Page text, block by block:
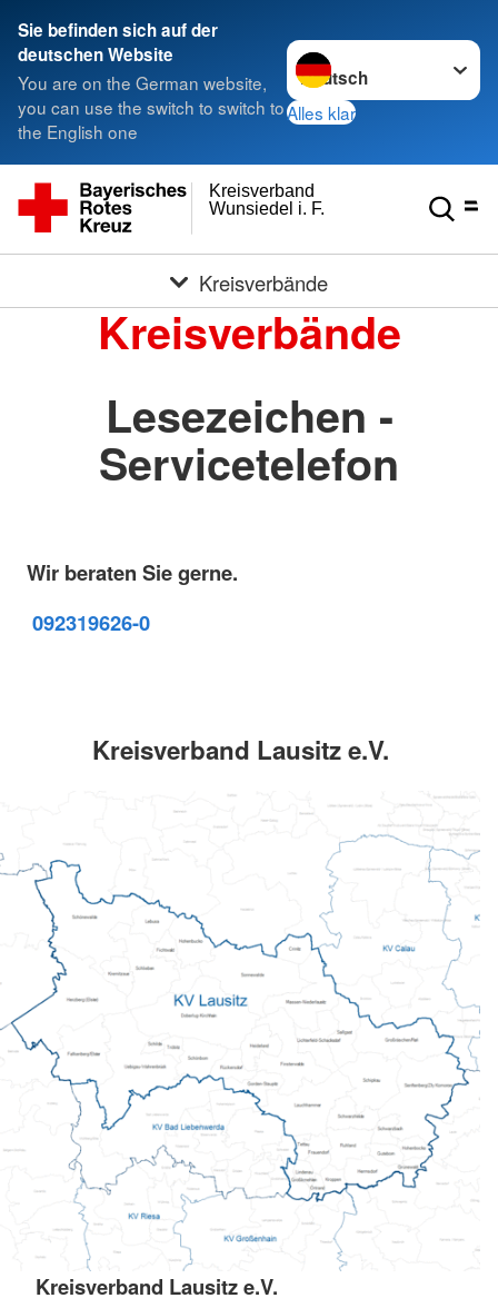
Sie befinden sich auf der
deutschen Website
You are on the German website,
you can use the switch to switch to
the English one
Sprache wechseln zu
Alles klar
Wunsiedel i. F.
Kreisverband
Kreisverbände
Kreisverbände
Lesezeichen -
Servicetelefon
Wir beraten Sie gerne.
092319626-0
Kreisverband Lausitz e.V.
Kreisverband Lausitz e.V.